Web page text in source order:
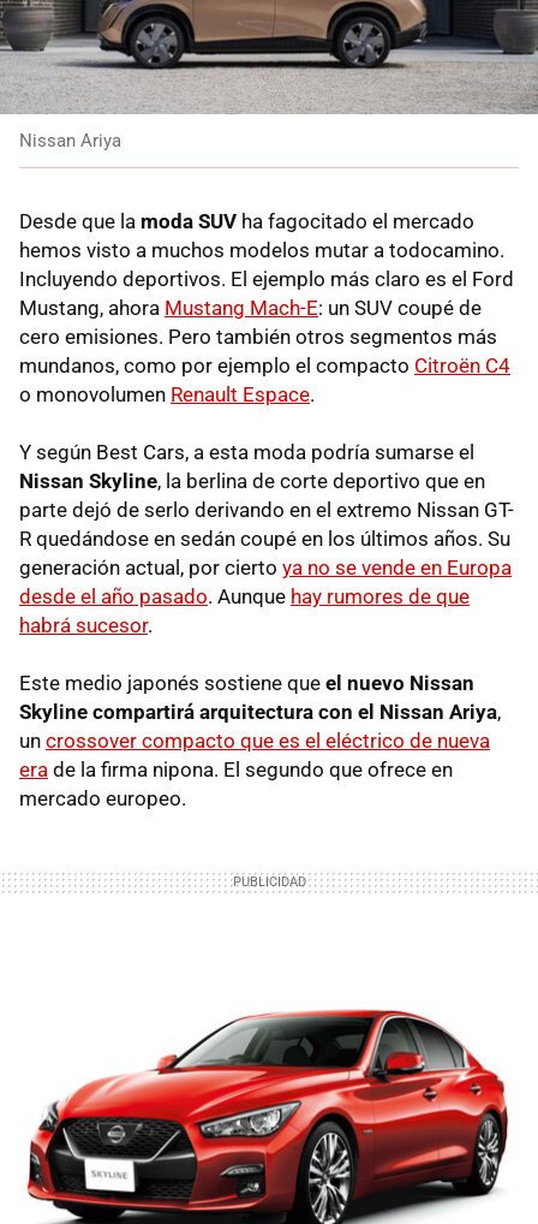
Nissan Ariya
Desde que la moda SUV ha fagocitado el mercado
hemos visto a muchos modelos mutar a todocamino.
Incluyendo deportivos. El ejemplo más claro es el Ford
Mustang, ahora Mustang Mach-E: un SUV coupé de
cero emisiones. Pero también otros segmentos más
mundanos, como por ejemplo el compacto Citroën C4
o monovolumen Renault Espace.
Y según Best Cars, a esta moda podría sumarse el
Nissan Skyline, la berlina de corte deportivo que en
parte dejó de serlo derivando en el extremo Nissan GT-
R quedándose en sedán coupé en los últimos años. Su
generación actual, por cierto ya no se vende en Europa
desde el año pasado. Aunque hay rumores de que
habrá sucesor.
Este medio japonés sostiene que el nuevo Nissan
Skyline compartirá arquitectura con el Nissan Ariya,
un crossover compacto que es el eléctrico de nueva
era de la firma nipona. El segundo que ofrece en
mercado europeo.